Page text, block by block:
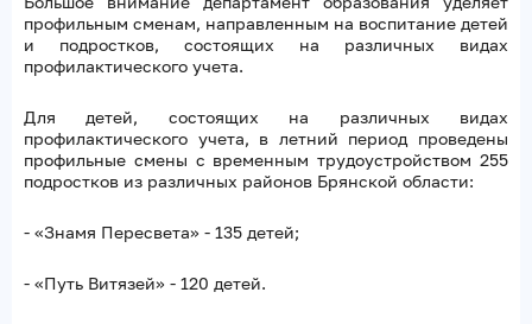
профильным сменам, направленным на воспитание детей
и подростков, состоящих на различных видах
профилактического учета.
Для детей, состоящих на различных видах
профилактического учета, в летний период проведены
профильные смены с временным трудоустройством 255
подростков из различных районов Брянской области:
- «Знамя Пересвета» - 135 детей;
- «Путь Витязей» - 120 детей.